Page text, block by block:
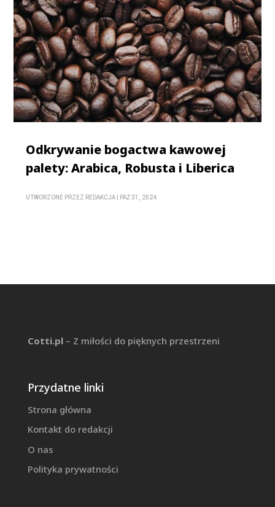
Odkrywanie bogactwa kawowej
palety: Arabica, Robusta i Liberica
UTWORZONE PRZEZ REDAKCJA PAŹ 31, 2024
Cotti.pl– Z miłości do pięknych przestrzeni
Przydatne linki
Strona główna
Kontakt do redakcji
O nas
Polityka prywatności